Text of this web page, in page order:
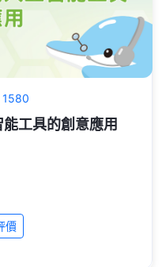
工具的創意應用
價